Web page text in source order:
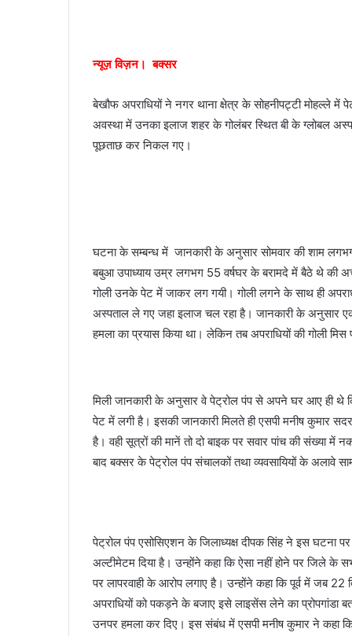
i
l
न्यूज़ विज़न। बक्सर
बेखौफ अपराधियों ने नगर थाना क्षेत्र के सोहनीपट्टी मोहल्ले में
अवस्था में उनका इलाज शहर के गोलंबर स्थित बी के ग्लोबल
पूछताछ कर निकल गए।
घटना के सम्बन्ध में जानकारी के अनुसार सोमवार की शाम लगभग
बबुआ उपाध्याय उम्र लगभग 55 वर्षघर के बरामदे में बैठे थे की
गोली उनके पेट में जाकर लग गयी। गोली लगने के साथ ही
अस्पताल ले गए जहा इलाज चल रहा है। जानकारी के अनुसार
हमला का प्रयास किया था। लेकिन तब अपराधियों की गोली
मिली जानकारी के अनुसार वे पेट्रोल पंप से अपने घर आए ही थे
पेट में लगी है। इसकी जानकारी मिलते ही एसपी मनीष कुमार
है। वही सूत्रों की मानें तो दो बाइक पर सवार पांच की संख्या में
बाद बक्सर के पेट्रोल पंप संचालकों तथा व्यवसायियों के अलावे
पेट्रोल पंप एसोसिएशन के जिलाध्यक्ष दीपक सिंह ने इस घटना
अल्टीमेटम दिया है। उन्होंने कहा कि ऐसा नहीं होने पर जिले के
पर लापरवाही के आरोप लगाए है। उन्होंने कहा कि पूर्व में जब
अपराधियों को पकड़ने के बजाए इसे लाइसेंस लेने का प्रोपगांडा
उनपर हमला कर दिए। इस संबंध में एसपी मनीष कुमार ने कहा